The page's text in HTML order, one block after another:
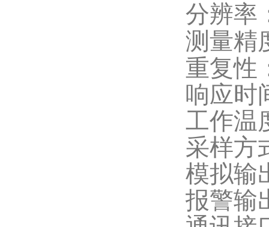
分辨率
测量精
重复性
响应时
工作温
采样方
模拟输
报警输